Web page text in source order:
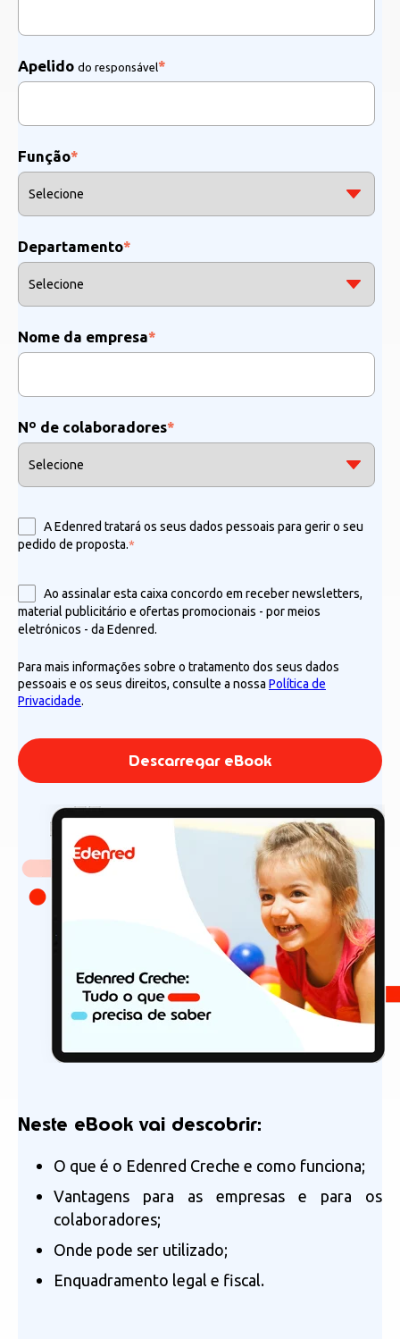
Neste eBook vai descobrir:
O que é o Edenred Creche e como funciona;
Vantagens para as empresas e para os
colaboradores;
Onde pode ser utilizado;
Enquadramento legal e fiscal.
Apelido do responsável*
Função*
Departamento*
Nome da empresa*
Nº de colaboradores*
A Edenred tratará os seus dados pessoais para gerir o seu
pedido de proposta.*
Ao assinalar esta caixa concordo em receber newsletters,
material publicitário e ofertas promocionais - por meios
eletrónicos - da Edenred.
Para mais informações sobre o tratamento dos seus dados
pessoais e os seus direitos, consulte a nossa Política de
Privacidade.